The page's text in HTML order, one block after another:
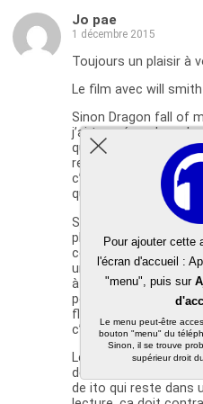
Jo pae
1 décembre 2015
Toujours un plaisir à
Le film avec will
Sinon Dragon fall of
j’ai trouvé ça
que les décors sont
reproduire de
c’était bluffant, mais
quel navet je trouve.
Sinon sur la
plutôt de l’avis de
copié collé mais au
un bon bouquin c’est
à le faire, ils ont
pour créer leur
flatteur pour eux
c’est pas choquant
Le junji ito à l’air
décrit, j’imagine bien
de ito qui reste dans